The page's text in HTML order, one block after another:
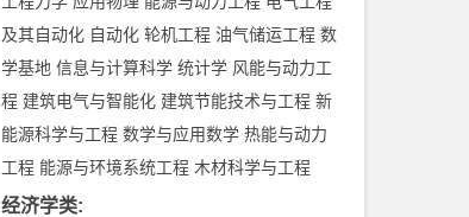
及其自动化 自动化 轮机工程 油气储运工程 数
学基地 信息与计算科学 统计学 风能与动力工
程 建筑电气与智能化 建筑节能技术与工程 新
能源科学与工程 数学与应用数学 热能与动力
工程 能源与环境系统工程 木材科学与工程
经济学类: